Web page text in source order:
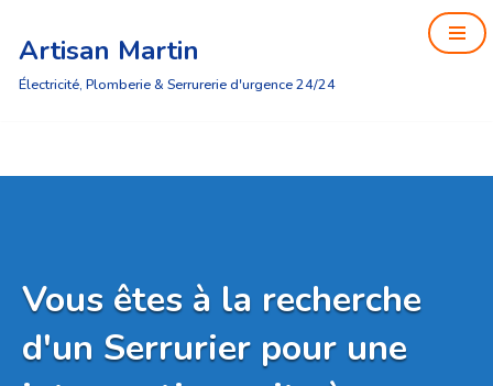
Aller
au
Artisan Martin
Électricité, Plomberie & Serrurerie d'urgence 24/24
Vous êtes à la recherche
d'un Serrurier pour une